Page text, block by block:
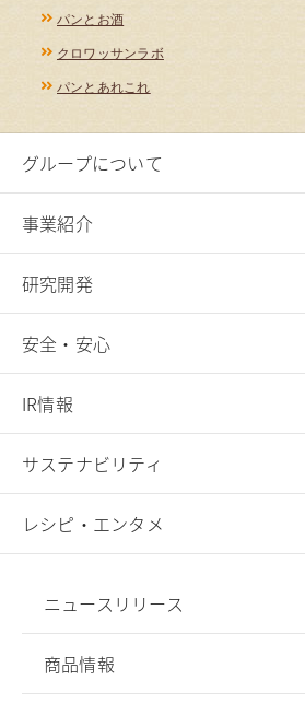
パンとお酒
クロワッサンラボ
パンとあれこれ
グループについて
事業紹介
研究開発
安全・安心
IR情報
サステナビリティ
レシピ・エンタメ
ニュースリリース
商品情報